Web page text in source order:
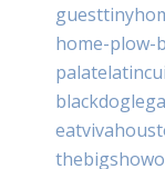
home-plow-